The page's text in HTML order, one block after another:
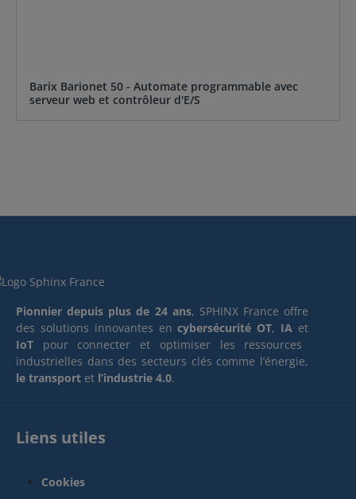
Barix Barionet 50 - Automate programmable avec
serveur web et contrôleur d'E/S
Pionnier depuis plus de 24 ans, SPHINX France offre
des solutions innovantes encybersécurité OT, IA et
IoT pour connecter et optimiser les ressources
industrielles dans des secteurs clés comme l’énergie,
le transport et l’industrie 4.0.
Liens utiles
Cookies